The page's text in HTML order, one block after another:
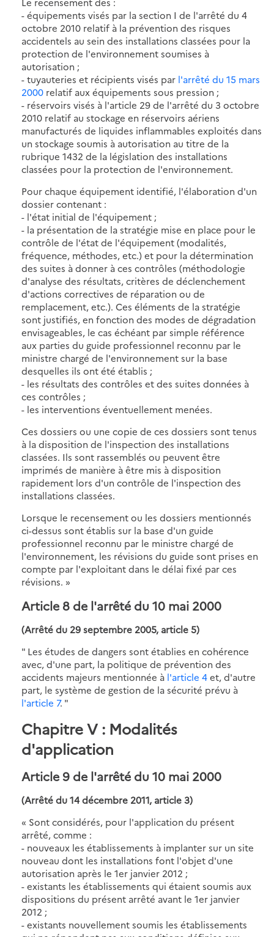
- équipements visés par la section I de l'arrêté du 4
octobre 2010 relatif à la prévention des risques
accidentels au sein des installations classées pour la
protection de l'environnement soumises à
autorisation ;
- tuyauteries et récipients visés par l'arrêté du 15 mars
2000 relatif aux équipements sous pression ;
- réservoirs visés à l'article 29 de l'arrêté du 3 octobre
2010 relatif au stockage en réservoirs aériens
manufacturés de liquides inflammables exploités dans
un stockage soumis à autorisation au titre de la
rubrique 1432 de la législation des installations
classées pour la protection de l'environnement.
Pour chaque équipement identifié, l'élaboration d'un
dossier contenant :
- l'état initial de l'équipement ;
- la présentation de la stratégie mise en place pour le
contrôle de l'état de l'équipement (modalités,
fréquence, méthodes, etc.) et pour la détermination
des suites à donner à ces contrôles (méthodologie
d'analyse des résultats, critères de déclenchement
d'actions correctives de réparation ou de
remplacement, etc.). Ces éléments de la stratégie
sont justifiés, en fonction des modes de dégradation
envisageables, le cas échéant par simple référence
aux parties du guide professionnel reconnu par le
ministre chargé de l'environnement sur la base
desquelles ils ont été établis ;
- les résultats des contrôles et des suites données à
ces contrôles ;
- les interventions éventuellement menées.
Ces dossiers ou une copie de ces dossiers sont tenus
à la disposition de l'inspection des installations
classées. Ils sont rassemblés ou peuvent être
imprimés de manière à être mis à disposition
rapidement lors d'un contrôle de l'inspection des
installations classées.
Lorsque le recensement ou les dossiers mentionnés
ci-dessus sont établis sur la base d'un guide
professionnel reconnu par le ministre chargé de
l'environnement, les révisions du guide sont prises en
compte par l'exploitant dans le délai fixé par ces
révisions. »
Article 8 de l'arrêté du 10 mai 2000
(Arrêté du 29 septembre 2005, article 5)
" Les études de dangers sont établies en cohérence
avec, d'une part, la politique de prévention des
accidents majeurs mentionnée à l'article 4et, d'autre
part, le système de gestion de la sécurité prévu à
l'article 7. "
Chapitre V : Modalités
d'application
Article 9 de l'arrêté du 10 mai 2000
(Arrêté du 14 décembre 2011, article 3)
« Sont considérés, pour l'application du présent
arrêté, comme :
- nouveaux les établissements à implanter sur un site
nouveau dont les installations font l'objet d'une
autorisation après le 1er janvier 2012 ;
- existants les établissements qui étaient soumis aux
dispositions du présent arrêté avant le 1er janvier
2012 ;
- existants nouvellement soumis les établissements